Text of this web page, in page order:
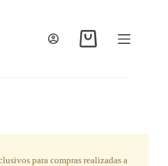
para compras realizadas a